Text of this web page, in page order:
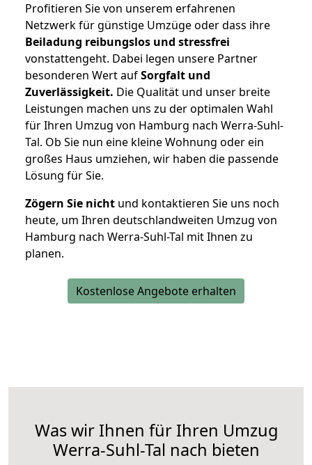
Profitieren Sie von unserem erfahrenen
Netzwerk für günstige Umzüge oder dass ihre
Beiladung reibungslos und stressfrei
vonstattengeht. Dabei legen unsere Partner
besonderen Wert aufSorgfalt und
Zuverlässigkeit. Die Qualität und unser breite
Leistungen machen uns zu der optimalen Wahl
für Ihren Umzug von Hamburg nach Werra-Suhl-
Tal. Ob Sie nun eine kleine Wohnung oder ein
großes Haus umziehen, wir haben die passende
Lösung für Sie.
Zögern Sie nicht und kontaktieren Sie uns noch
heute, um Ihren deutschlandweiten Umzug von
Hamburg nach Werra-Suhl-Tal mit Ihnen zu
planen.
Kostenlose Angebote erhalten
Was wir Ihnen für Ihren Umzug
Werra-Suhl-Tal nach bieten